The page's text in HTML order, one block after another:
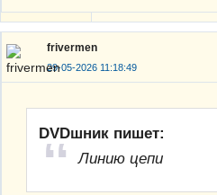
frivermen
29-05-2026 11:18:49
DVDшник пишет:
Линию цепи